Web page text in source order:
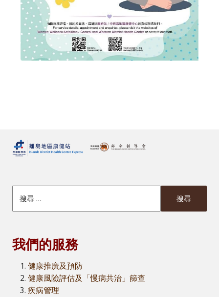
我們的服務
健康推廣及預防
健康風險評估及「慢病共治」篩查
疾病管理